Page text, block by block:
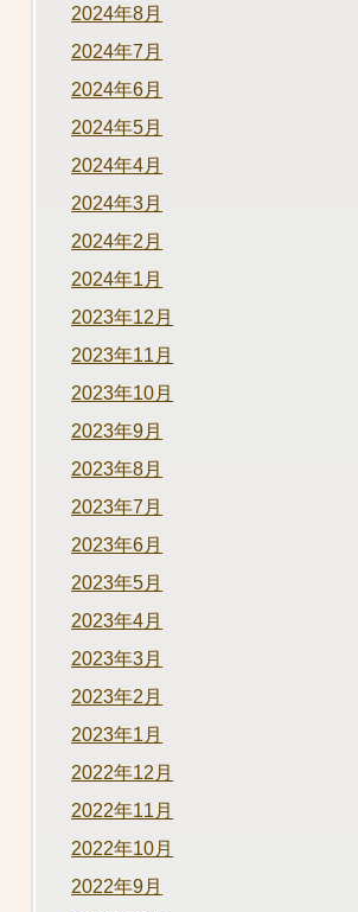
2024年8月
2024年7月
2024年6月
2024年5月
2024年4月
2024年3月
2024年2月
2024年1月
2023年12月
2023年11月
2023年10月
2023年9月
2023年8月
2023年7月
2023年6月
2023年5月
2023年4月
2023年3月
2023年2月
2023年1月
2022年12月
2022年11月
2022年10月
2022年9月